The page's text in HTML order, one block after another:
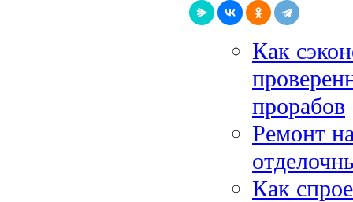
Как
прорабов
Ремонт
Как